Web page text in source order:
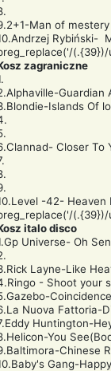
Man of
Rybiński-
(.{39})/
zagraniczne
Islands
Closer
-42- Heaven
(.{39})/
italo disco
Universe- Oh
Layne-Like
- Shoot your
Nuova Fattoria-
Huntington-
You
Chinese
Gang-